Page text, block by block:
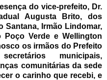
do vice-prefeito, Dr.
Augusta Brito, dos
Santana, Irmão Lindomar,
Poço Verde e Wellington
os irmãos do Prefeito
municipais,
comunitárias da sede
o carinho que recebi, e